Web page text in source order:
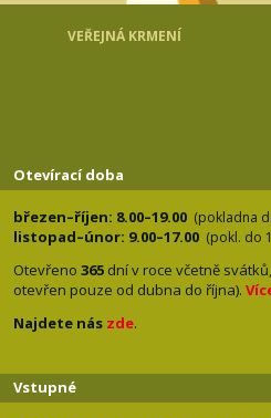
VEŘEJNÁ KRMENÍ
Otevírací doba
březen–říjen: 8.00–19.00 (pokladna
listopad–únor: 9.00–17.00 (pokl. do
Otevřeno 365 dní v roce včetně
otevřen pouze od dubna do října).
Najdete nás zde.
Vstupné